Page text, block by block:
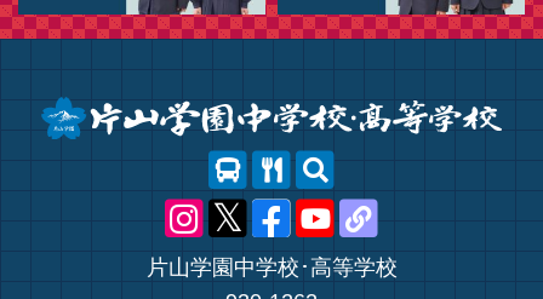
片山学園中学校･高等学校